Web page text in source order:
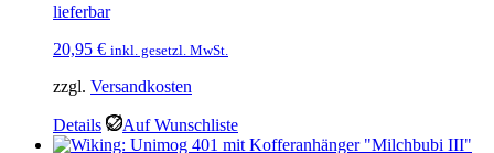
lieferbar
20,95 € inkl. gesetzl. MwSt.
zzgl. Versandkosten
Details Auf Wunschliste